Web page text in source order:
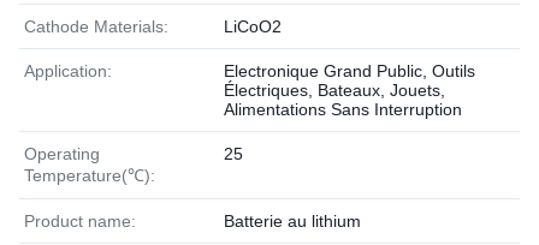
Cathode Materials: LiCoO2
Application:
Electronique Grand Public, Outils
Électriques, Bateaux, Jouets,
Alimentations Sans Interruption
Operating
Temperature(℃):
25
Product name: Batterie au lithium